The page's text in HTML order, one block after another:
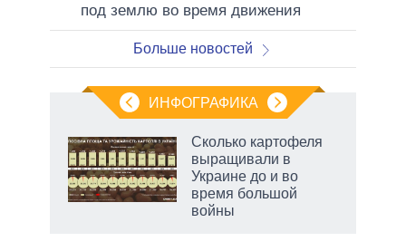
под землю во время движения
Больше новостей
ИНФОГРАФИКА
Сколько картофеля
выращивали в
Украине до и во
время большой
войны